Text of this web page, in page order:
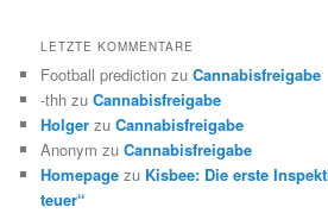
LETZTE KOMMENTARE
Football prediction zuCannabisfreigabe
-thh zuCannabisfreigabe
Holger zuCannabisfreigabe
Anonym zuCannabisfreigabe
Homepage zu Kisbee: Die erste
teuer“